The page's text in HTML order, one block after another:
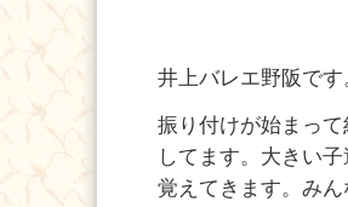
井上バレエ野阪です
振り付けが始まっ
してます。大きい
覚えてきます。み